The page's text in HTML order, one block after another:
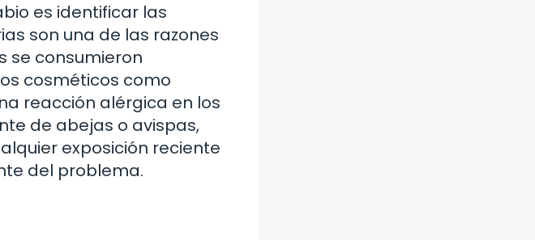
es identificar las
son una de las razones
se consumieron
cosméticos como
reacción alérgica en los
de abejas o avispas,
exposición reciente
del problema.